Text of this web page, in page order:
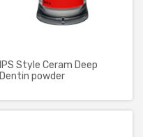
IPS Style Ceram Deep
Dentin powder